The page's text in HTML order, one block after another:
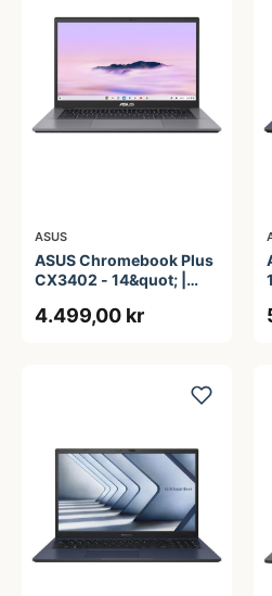
ASUS
ASUS Chromebook Plus
CX3402 - 14&quot; |
4.499,00 kr